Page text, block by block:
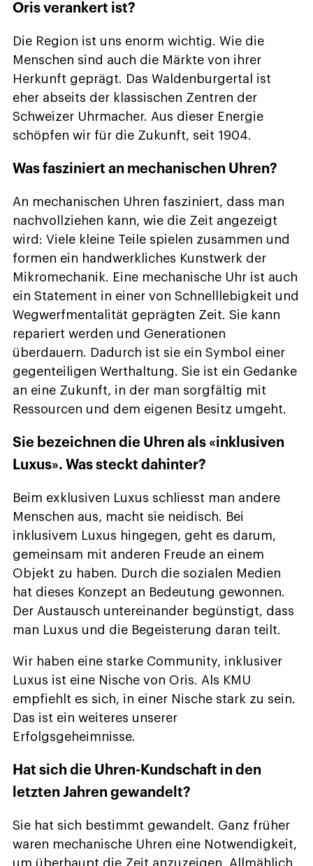
Oris verankert ist?
Die Region ist uns enorm wichtig. Wie die
Menschen sind auch die Märkte von ihrer
Herkunft geprägt. Das Waldenburgertal ist
eher abseits der klassischen Zentren der
Schweizer Uhrmacher. Aus dieser Energie
schöpfen wir für die Zukunft, seit 1904.
Was fasziniert an mechanischen Uhren?
An mechanischen Uhren fasziniert, dass man
nachvollziehen kann, wie die Zeit angezeigt
wird: Viele kleine Teile spielen zusammen und
formen ein handwerkliches Kunstwerk der
Mikromechanik. Eine mechanische Uhr ist auch
ein Statement in einer von Schnelllebigkeit und
Wegwerfmentalität geprägten Zeit. Sie kann
repariert werden und Generationen
überdauern. Dadurch ist sie ein Symbol einer
gegenteiligen Werthaltung. Sie ist ein Gedanke
an eine Zukunft, in der man sorgfältig mit
Ressourcen und dem eigenen Besitz umgeht.
Sie bezeichnen die Uhren als «inklusiven
Luxus». Was steckt dahinter?
Beim exklusiven Luxus schliesst man andere
Menschen aus, macht sie neidisch. Bei
inklusivem Luxus hingegen, geht es darum,
gemeinsam mit anderen Freude an einem
Objekt zu haben. Durch die sozialen Medien
hat dieses Konzept an Bedeutung gewonnen.
Der Austausch untereinander begünstigt, dass
man Luxus und die Begeisterung daran teilt.
Wir haben eine starke Community, inklusiver
Luxus ist eine Nische von Oris. Als KMU
empfiehlt es sich, in einer Nische stark zu sein.
Das ist ein weiteres unserer
Erfolgsgeheimnisse.
Hat sich die Uhren-Kundschaft in den
letzten Jahren gewandelt?
Sie hat sich bestimmt gewandelt. Ganz früher
waren mechanische Uhren eine Notwendigkeit,
um überhaupt die Zeit anzuzeigen. Allmählich